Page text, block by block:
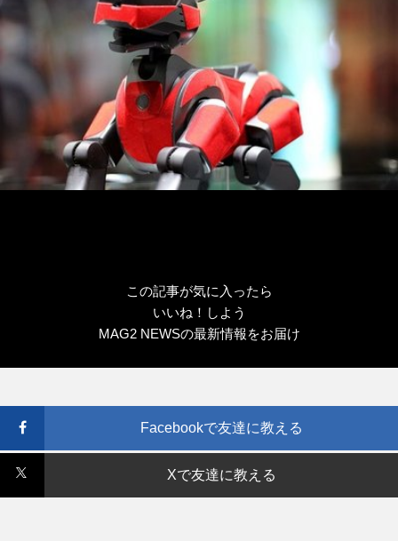
この記事が気に入ったら
いいね！しよう
MAG2 NEWSの最新情報をお届け
Facebookで友達に教える
Xで友達に教える